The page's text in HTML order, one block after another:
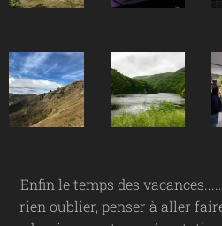
Enfin le temps des
rien oublier, penser à aller